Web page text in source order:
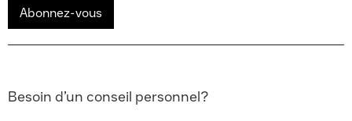
Abonnez-vous
Besoin d’un conseil personnel?